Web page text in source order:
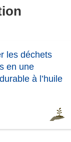
n
les déchets
en une
à l’huile